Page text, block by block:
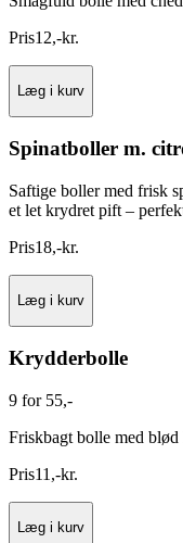
Pris12,-kr.
Læg i kurv
Spinatboller m.
Saftige boller med frisk
et let krydret pift –
Pris18,-kr.
Læg i kurv
Krydderbolle
9 for 55,-
Friskbagt bolle med
Pris11 ,-kr.
Læg i kurv